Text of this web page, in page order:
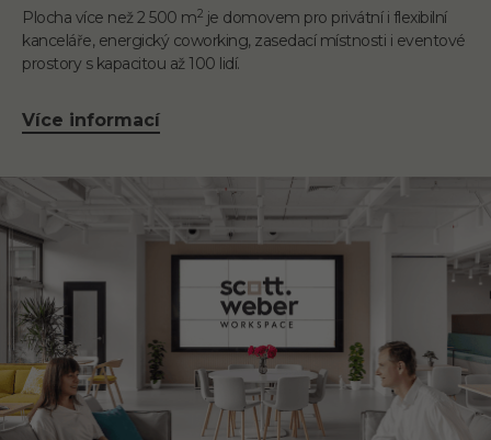
Plocha více než 2 500 m2 je domovem pro privátní i flexibilní
kanceláře, energický coworking, zasedací místnosti i eventové
prostory s kapacitou až 100 lidí.
Více informací